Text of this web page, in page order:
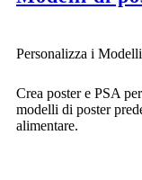
Personalizza i
Crea poster e PSA
modelli di poster
alimentare.